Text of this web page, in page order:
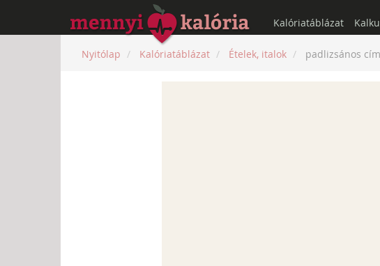
Kalóriatáblázat
Nyitólap Kalóriatáblázat Ételek, italok padlizsános